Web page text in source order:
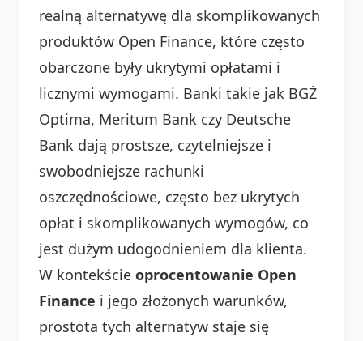
realną alternatywę dla skomplikowanych
produktów Open Finance, które często
obarczone były ukrytymi opłatami i
licznymi wymogami. Banki takie jak BGŻ
Optima, Meritum Bank czy Deutsche
Bank dają prostsze, czytelniejsze i
swobodniejsze rachunki
oszczędnościowe, często bez ukrytych
opłat i skomplikowanych wymogów, co
jest dużym udogodnieniem dla klienta.
W kontekście oprocentowanie Open
Finance i jego złożonych warunków,
prostota tych alternatyw staje się